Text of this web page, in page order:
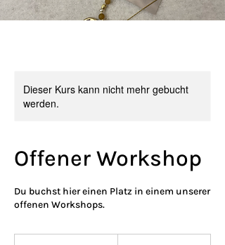
Dieser Kurs kann nicht mehr gebucht
werden.
Offener Workshop
Du buchst hier einen Platz in einem unserer
offenen Workshops.